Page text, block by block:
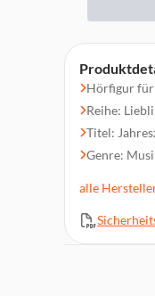
Hörfigur für
Reihe:
Titel:
Genre:
Material:
alle